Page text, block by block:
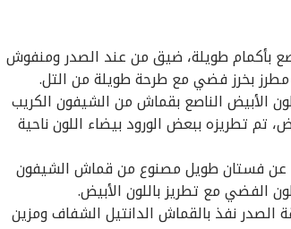
بأكمام طويلة، ضيق من عند الصدر ومنفوش
بخرز فضي مع طرحة طويلة من التل.
الأبيض الناصع بقماش من الشيفون الكريب
تطريزه ببعض الورود بيضاء اللون ناحية
عن فستان طويل مصنوع من قماش الشيفون
الفضي مع تطريز باللون الأبيض.
نفذ بالقماش الدانتيل الشفاف ومزين